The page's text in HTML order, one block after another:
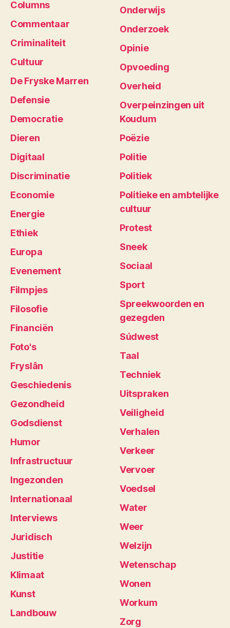
Columns
Commentaar
Criminaliteit
Cultuur
De Fryske Marren
Defensie
Democratie
Dieren
Digitaal
Discriminatie
Economie
Energie
Ethiek
Europa
Evenement
Filmpjes
Filosofie
Financiën
Foto's
Fryslân
Geschiedenis
Gezondheid
Godsdienst
Humor
Infrastructuur
Ingezonden
Internationaal
Interviews
Juridisch
Justitie
Klimaat
Kunst
Landbouw
Onderwijs
Onderzoek
Opinie
Opvoeding
Overheid
Overpeinzingen uit
Koudum
Poëzie
Politie
Politiek
Politieke en ambtelijke
cultuur
Protest
Sneek
Sociaal
Sport
Spreekwoorden en
gezegden
Súdwest
Taal
Techniek
Uitspraken
Veiligheid
Verhalen
Verkeer
Vervoer
Voedsel
Water
Weer
Welzijn
Wetenschap
Wonen
Workum
Zorg